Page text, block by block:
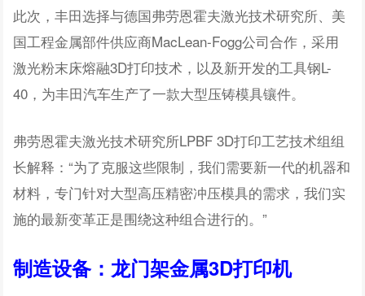
此次，丰田选择与德国弗劳恩霍夫激光技术研究所、美
国工程金属部件供应商MacLean-Fogg公司合作，采用
激光粉末床熔融3D打印技术，以及新开发的工具钢L-
40，为丰田汽车生产了一款大型压铸模具镶件。
弗劳恩霍夫激光技术研究所LPBF 3D打印工艺技术组组
长解释：“为了克服这些限制，我们需要新一代的机器和
材料，专门针对大型高压精密冲压模具的需求，我们实
施的最新变革正是围绕这种组合进行的。”
制造设备：龙门架金属3D打印机